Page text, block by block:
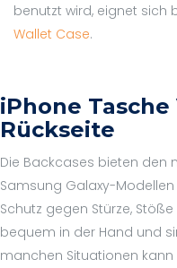
benutzt wird, eignet sich
Wallet Case.
iPhone
Rückseite
Die Backcases bieten den
Samsung Galaxy-
Schutz gegen Stürze,
bequem in der Hand und
manchen Situationen